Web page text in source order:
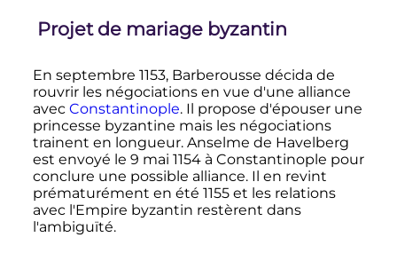
Projet de mariage byzantin
En septembre 1153, Barberousse décida de
rouvrir les négociations en vue d'une alliance
avec Constantinople. Il propose d'épouser une
princesse byzantine mais les négociations
trainent en longueur. Anselme de Havelberg
est envoyé le 9 mai 1154à Constantinople pour
conclure une possible alliance. Il en revint
prématurément en été 1155 et les relations
avec l'Empire byzantin restèrent dans
l'ambiguïté.